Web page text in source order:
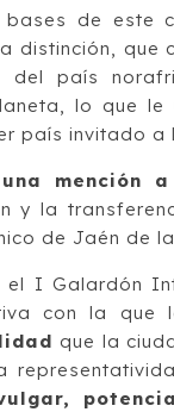
de este
distinción, que
del país
lo que
país invitado a
una mención
y la
de Jaén de
el I Galardón
con la que
que la